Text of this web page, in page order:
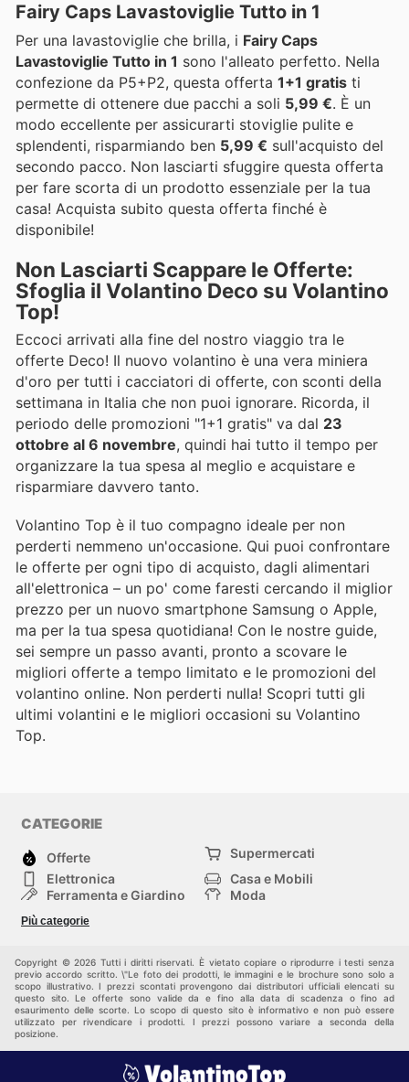
Fairy Caps Lavastoviglie Tutto in 1
Per una lavastoviglie che brilla, i Fairy Caps
Lavastoviglie Tutto in 1 sono l'alleato perfetto. Nella
confezione da P5+P2, questa offerta 1+1 gratis ti
permette di ottenere due pacchi a soli 5,99 €. È un
modo eccellente per assicurarti stoviglie pulite e
splendenti, risparmiando ben 5,99 € sull'acquisto del
secondo pacco. Non lasciarti sfuggire questa offerta
per fare scorta di un prodotto essenziale per la tua
casa! Acquista subito questa offerta finché è
disponibile!
Non Lasciarti Scappare le Offerte:
Sfoglia il Volantino Deco su Volantino
Top!
Eccoci arrivati alla fine del nostro viaggio tra le
offerte Deco! Il nuovo volantino è una vera miniera
d'oro per tutti i cacciatori di offerte, con sconti della
settimana in Italia che non puoi ignorare. Ricorda, il
periodo delle promozioni "1+1 gratis" va dal 23
ottobre al 6 novembre, quindi hai tutto il tempo per
organizzare la tua spesa al meglio e acquistare e
risparmiare davvero tanto.
Volantino Top è il tuo compagno ideale per non
perderti nemmeno un'occasione. Qui puoi confrontare
le offerte per ogni tipo di acquisto, dagli alimentari
all'elettronica – un po' come faresti cercando il miglior
prezzo per un nuovo smartphone Samsung o Apple,
ma per la tua spesa quotidiana! Con le nostre guide,
sei sempre un passo avanti, pronto a scovare le
migliori offerte a tempo limitato e le promozioni del
volantino online. Non perderti nulla! Scopri tutti gli
ultimi volantini e le migliori occasioni su Volantino
Top.
CATEGORIE
Offerte
Supermercati
Elettronica
Casa e Mobili
Ferramenta e Giardino
Moda
Bambini e Neonati
Più categorie
Copyright © 2026 Tutti i diritti riservati. È vietato copiare o riprodurre i testi senza
previo accordo scritto. \"Le foto dei prodotti, le immagini e le brochure sono solo a
scopo illustrativo. I prezzi scontati provengono dai distributori ufficiali elencati su
questo sito. Le offerte sono valide da e fino alla data di scadenza o fino ad
esaurimento delle scorte. Lo scopo di questo sito è informativo e non può essere
utilizzato per rivendicare i prodotti. I prezzi possono variare a seconda della
posizione.